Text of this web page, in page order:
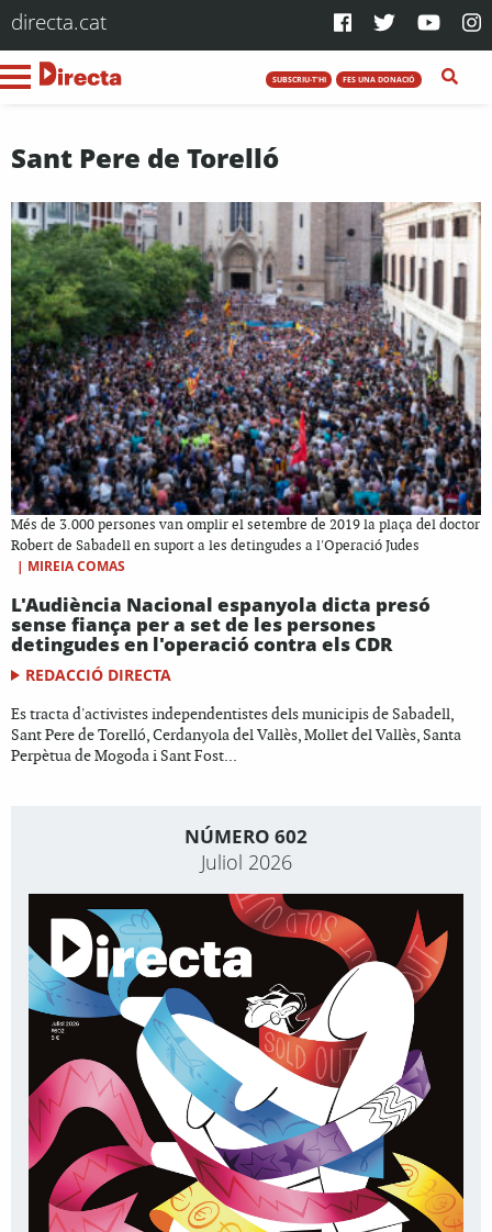
directa.cat
SUBSCRIU-T'HI FES UNA DONACIÓ
Sant Pere de Torelló
Més de 3.000 persones van omplir el setembre de 2019 la plaça del doctor
Robert de Sabadell en suport a les detingudes a l'Operació Judes
| MIREIA COMAS
L'Audiència Nacional espanyola dicta presó
sense fiança per a set de les persones
detingudes en l'operació contra els CDR
REDACCIÓ DIRECTA
Es tracta d'activistes independentistes dels municipis de Sabadell,
Sant Pere de Torelló, Cerdanyola del Vallès, Mollet del Vallès, Santa
Perpètua de Mogoda i Sant Fost...
NÚMERO 602
Juliol 2026